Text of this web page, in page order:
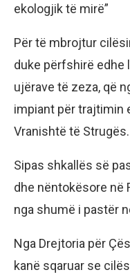
ekologjik të mirë”
Për të mbrojtur
duke përfshirë edhe
ujërave të zeza, që
impiant për trajtimin
Vranishtë të Strugës.
Sipas shkallës së
dhe nëntokësore në
nga shumë i pastër
Nga Drejtoria për
kanë sqaruar se